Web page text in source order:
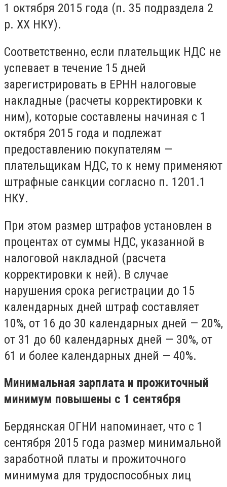
1 октября 2015 года (п. 35 подраздела 2
р. XX НКУ).
Соответственно, если плательщик НДС не
успевает в течение 15 дней
зарегистрировать в ЕРНН налоговые
накладные (расчеты корректировки к
ним), которые составлены начиная с 1
октября 2015 года и подлежат
предоставлению покупателям —
плательщикам НДС, то к нему применяют
штрафные санкции согласно п. 1201.1
НКУ.
При этом размер штрафов установлен в
процентах от суммы НДС, указанной в
налоговой накладной (расчета
корректировки к ней). В случае
нарушения срока регистрации до 15
календарных дней штраф составляет
10%, от 16 до 30 календарных дней — 20%,
от 31 до 60 календарных дней — 30%, от
61 и более календарных дней — 40%.
Минимальная зарплата и прожиточный
минимум повышены с 1 сентября
Бердянская ОГНИ напоминает, что с 1
сентября 2015 года размер минимальной
заработной платы и прожиточного
минимума для трудоспособных лиц